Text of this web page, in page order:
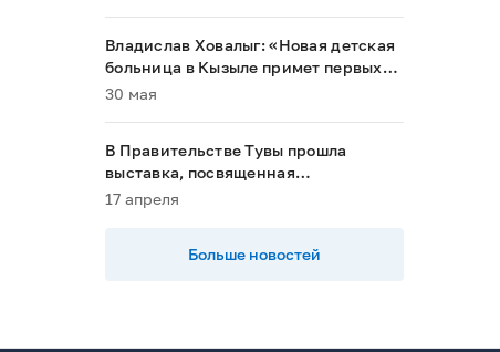
Владислав Ховалыг: «Новая детская
больница в Кызыле примет первых
пациентов в 2028 году»
30 мая
В Правительстве Тувы прошла
выставка, посвященная
национальным проектам
17 апреля
Больше новостей